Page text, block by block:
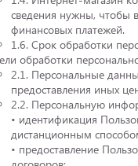
сведения нужны, чтобы
финансовых платежей.
1.6. Срок обработки
обработки
2.1. Персональные
предоставления иных
2.2. Персональную
• идентификация
дистанционным
• предоставление